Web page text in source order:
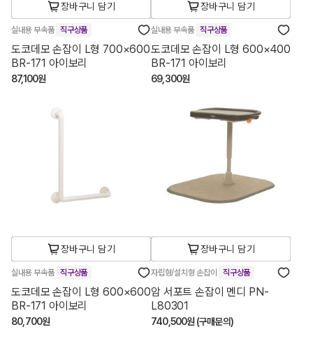
장바구니 담기
실내용 부속품 직구상품
도코데모 손잡이 L형 700×600
BR-171 아이보리
87,100원
장바구니 담기
실내용 부속품 직구상품
도코데모 손잡이 L형 600×400
BR-171 아이보리
69,300원
장바구니 담기
실내용 부속품 직구상품
도코데모 손잡이 L형 600×600
BR-171 아이보리
80,700원
장바구니 담기
자립형/설치형 손잡이 직구상품
암 서포트 손잡이 멘디 PN-
L80301
740,500원 (구매문의)